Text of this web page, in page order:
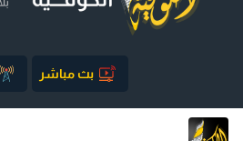
بث مباشر